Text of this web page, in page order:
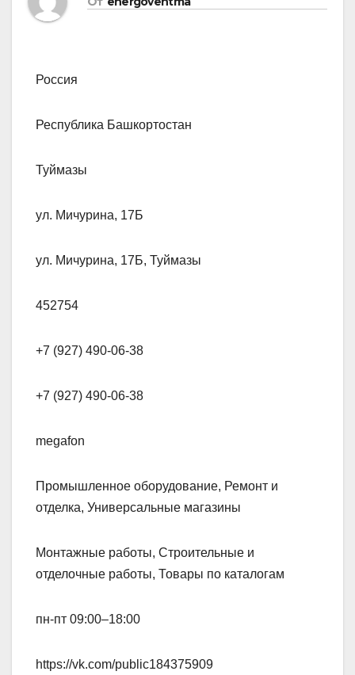
Россия
Республика Башкортостан
Туймазы
ул. Мичурина, 17Б
ул. Мичурина, 17Б, Туймазы
452754
+7 (927) 490-06-38
+7 (927) 490-06-38
megafon
Промышленное оборудование, Ремонт и
отделка, Универсальные магазины
Монтажные работы, Строительные и
отделочные работы, Товары по каталогам
пн-пт 09:00–18:00
https://vk.com/public184375909